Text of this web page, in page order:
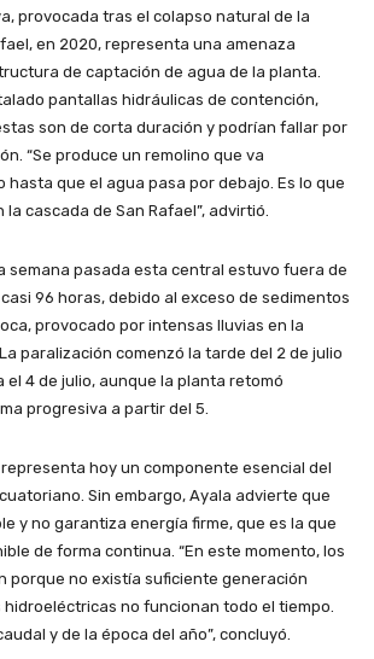
provocada tras el colapso natural de la
en 2020, representa una amenaza
de captación de agua de la planta.
pantallas hidráulicas de contención,
son de corta duración y podrían fallar por
“Se produce un remolino que va
hasta que el agua pasa por debajo. Es lo que
cascada de San Rafael”, advirtió.
semana pasada esta central estuvo fuera de
96 horas, debido al exceso de sedimentos
provocado por intensas lluvias en la
paralización comenzó la tarde del 2 de julio
el 4 de julio, aunque la planta retomó
progresiva a partir del 5.
hoy un componente esencial del
Sin embargo, Ayala advierte que
y no garantiza energía firme, que es la que
de forma continua. “En este momento, los
porque no existía suficiente generación
no funcionan todo el tiempo.
y de la época del año”, concluyó.